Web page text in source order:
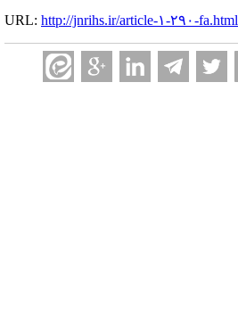
URL: http://jnrihs.ir/article-۱-۲۹۰-fa.html